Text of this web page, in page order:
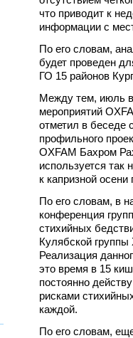
что приводит к
информации с
По его словам,
будет проведен
ГО 15 районов
Между тем, июль
мероприятий
отметил в беседе
профильного
OXFAM Бахром
используется
к капризной
По его словам, в
конференция
стихийных
Кулябской группы
Реализация
это время в 15
постоянно
рисками
каждой.
По его словам,